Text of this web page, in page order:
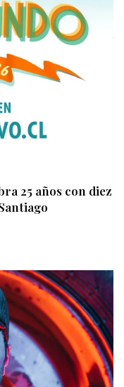
25 años con diez